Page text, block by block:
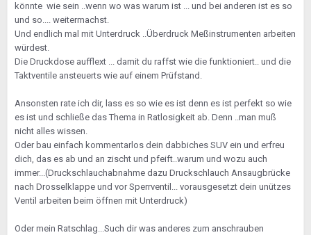
könnte wie sein ..wenn wo was warum ist ... und bei anderen ist es so
und so.... weitermachst.
Und endlich mal mit Unterdruck ..Überdruck Meßinstrumenten arbeiten
würdest.
Die Druckdose aufflext ... damit du raffst wie die funktioniert.. und die
Taktventile ansteuerts wie auf einem Prüfstand.
Ansonsten rate ich dir, lass es so wie es ist denn es ist perfekt so wie
es ist und schließe das Thema in Ratlosigkeit ab. Denn ..man muß
nicht alles wissen.
Oder bau einfach kommentarlos dein dabbiches SUV ein und erfreu
dich, das es ab und an zischt und pfeift..warum und wozu auch
immer...(Druckschlauchabnahme dazu Druckschlauch Ansaugbrücke
nach Drosselklappe und vor Sperrventil... vorausgesetzt dein unützes
Ventil arbeiten beim öffnen mit Unterdruck)
Oder mein Ratschlag...Such dir was anderes zum anschrauben